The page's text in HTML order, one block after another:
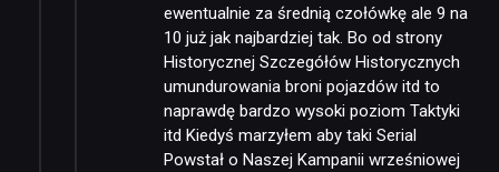
ewentualnie za średnią czołówkę ale 9 na
10 już jak najbardziej tak. Bo od strony
Historycznej Szczegółów Historycznych
umundurowania broni pojazdów itd to
naprawdę bardzo wysoki poziom Taktyki
itd Kiedyś marzyłem aby taki Serial
Powstał o Naszej Kampanii wrześniowej